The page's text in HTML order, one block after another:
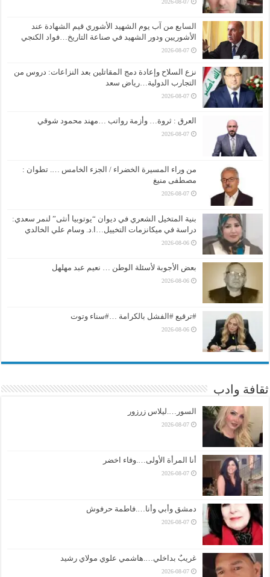
2026-08-07
السابع من آب يوم الشهيد الأشوري قيم الشهادة عند
الأشوريين ودور الشهيد في صناعة التاريخ…فواد الكنجي
2026-08-07
نزع السلاح وإعادة دمج المقاتلين بعد النزاعات: دروس من
التجارب الدولية…رياض سعد
2026-08-07
العرق : ثروة… وأزمة رواتب …مهند محمود شوقي
2026-08-07
من وراء المسيرة الخضراء / الجزء الخامس …. تطوان :
مصطفى منيغ
2026-08-07
بنية المتخيل الشعري في ديوان “يوتوبيا أنثى” لنمر سعدي:
دراسة في ميكانزمات التخييل…ا.د. وسام علي الخالدي
2026-08-06
بعض الأجوبة لأسئلة الوطن … نعيم عبد مهلهل
2026-08-06
#ترقيع #الفشل بالكرامة …#سناء وتوت
2026-08-06
ثقافة وادب
السور….ليلاس زرزور
2026-08-07
أنا المرأة الأولى….وفاء اخضر
2026-08-07
دمشق وأبي وأنا….فاطمة حرفوش
2026-08-07
غريبٌ بداخلي….هاشمي علوي مولاي رشيد
2026-08-07